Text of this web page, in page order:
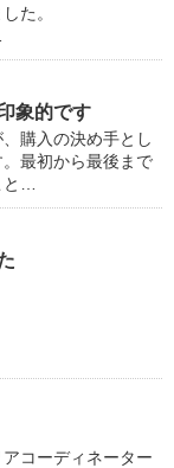
た。
象的です
購入の決め手とし
最初から最後まで
…
コーディネーター